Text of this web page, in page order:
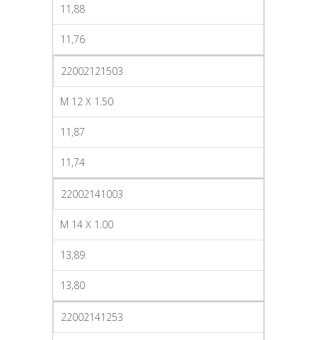
11,88
11,76
22002121503
M 12 X 1.50
11,87
11,74
22002141003
M 14 X 1.00
13,89
13,80
22002141253